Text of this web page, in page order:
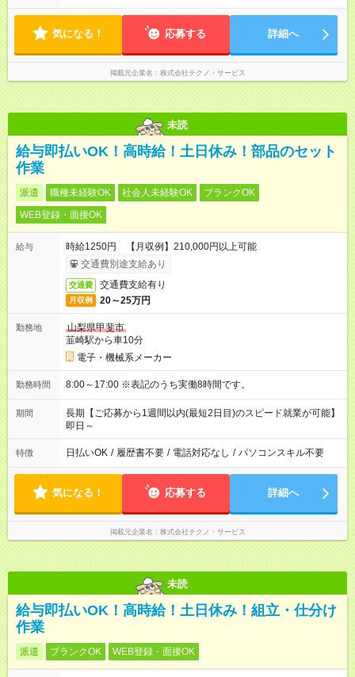
気になる！ 応募する 詳細へ
掲載元企業名 株式会社テクノ・サービス
未読
給与即払いOK！高時給！土日休み！部品のセット
作業
派遣 職種未経験OK 社会人未経験OK
ブランクOK
WEB登録・面接OK
給与
時給1250円 【月収例】210,000円以上可能
交通費別途支給あり
交通費 交通費支給有り
月収例 20～25万円
勤務地
山梨県甲斐市
韮崎駅から車10分
電子・機械系メーカー
勤務時間 8:00～17:00 ※表記のうち実働8時間です。
期間
長期【ご応募から1週間以内(最短2日目)のスピード就業が可能】
即日～
特徴 日払いOK / 履歴書不要 / 電話対応なし / パソコンスキル不要
気になる！ 応募する 詳細へ
掲載元企業名 株式会社テクノ・サービス
未読
給与即払いOK！高時給！土日休み！組立・仕分け
作業
派遣 ブランクOK WEB登録・面接OK